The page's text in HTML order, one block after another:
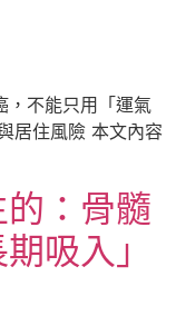
，不能只用「運氣
居住風險 本文內容
：骨髓
吸入」